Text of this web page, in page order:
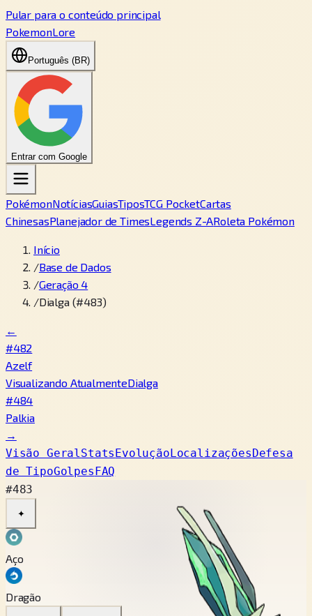
Pular para o conteúdo principal
PokemonLore
Português (BR)
Entrar com Google
PokémonNotíciasGuiasTiposTCG PocketCartas
ChinesasPlanejador de TimesLegends Z-ARoleta Pokémon
Início
/Base de Dados
/Geração 4
/Dialga (#483)
←
#482
Azelf
Visualizando AtualmenteDialga
#484
Palkia
→
Visão GeralStatsEvoluçãoLocalizaçõesDefesa
de TipoGolpesFAQ
#483
✦
Aço
Dragão